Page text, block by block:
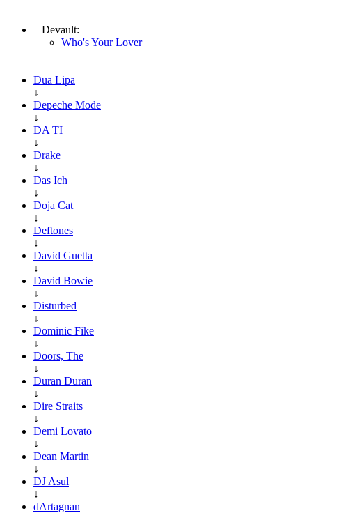
Devault:
Who's Your Lover
Dua Lipa
↓
Depeche Mode
↓
DA TI
↓
Drake
↓
Das Ich
↓
Doja Cat
↓
Deftones
↓
David Guetta
↓
David Bowie
↓
Disturbed
↓
Dominic Fike
↓
Doors, The
↓
Duran Duran
↓
Dire Straits
↓
Demi Lovato
↓
Dean Martin
↓
DJ Asul
↓
dArtagnan